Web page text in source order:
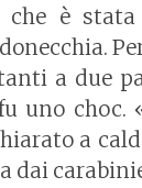
che è
a due
uno choc.
a
dai